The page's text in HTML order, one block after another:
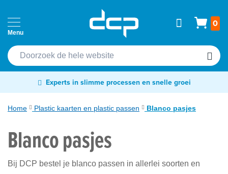
naar
de
inhoud
0
Passen
Cardprinters
Readers
scanners
Experts in slimme processen en snelle groei
Home Plastic kaarten en plastic passen Blanco pasjes
Blanco pasjes
Bij DCP bestel je blanco passen in allerlei soorten en